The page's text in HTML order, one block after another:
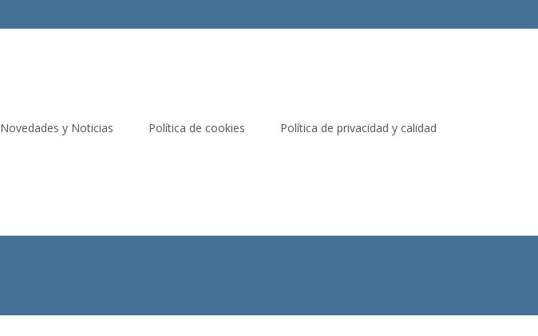
Novedades y Noticias Política de cookies Política de privacidad y calidad